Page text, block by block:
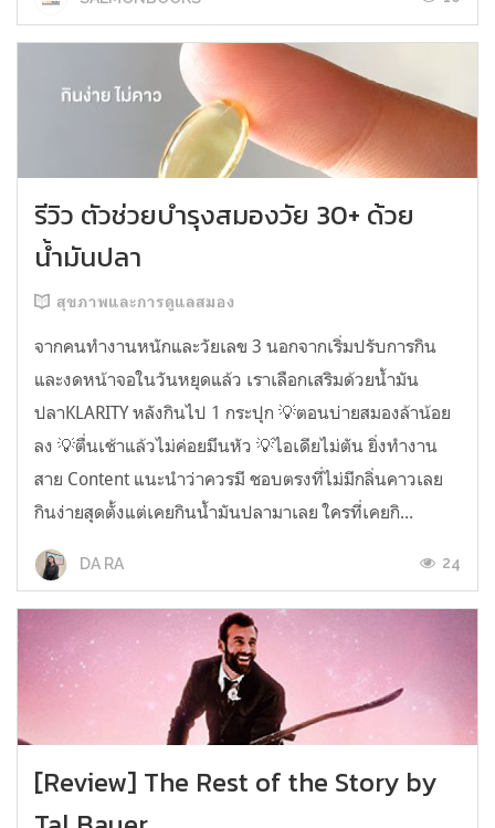
รีวิว ตัวช่วยบำรุงสมองวัย 30+ ด้วย
น้ำมันปลา
สุขภาพและการดูแลสมอง
จากคนทำงานหนักและวัยเลข 3 นอกจากเริ่มปรับการกิน
และงดหน้าจอในวันหยุดแล้ว เราเลือกเสริมด้วยน้ำมัน
ปลาKLARITY หลังกินไป 1 กระปุก 💡ตอนบ่ายสมองล้าน้อย
ลง 💡ตื่นเช้าแล้วไม่ค่อยมึนหัว 💡ไอเดียไม่ตัน ยิ่งทำงาน
สาย Content แนะนำว่าควรมี ชอบตรงที่ไม่มีกลิ่นคาวเลย
กินง่ายสุดตั้งแต่เคยกินน้ำมันปลามาเลย ใครที่เคยกิ...
DA RA 24
[Review] The Rest of the Story by